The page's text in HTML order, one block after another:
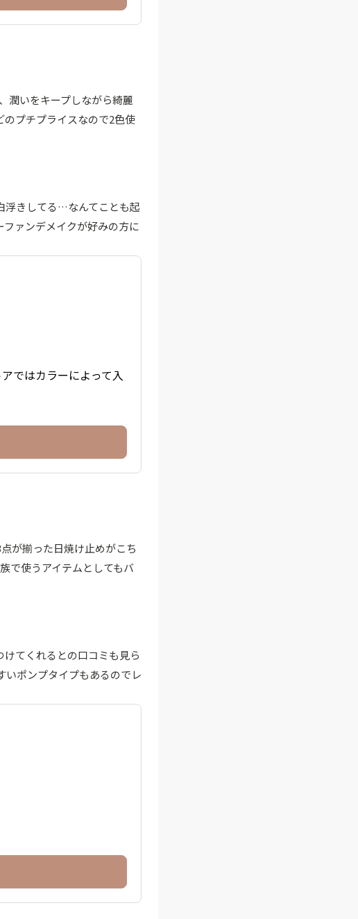
潤いをキープしながら綺麗
プチプライスなので2色使
浮きしてる…なんてことも起
ァンデメイクが好みの方に
ではカラーによって入
が揃った日焼け止めがこち
で使うアイテムとしてもバ
てくれるとの口コミも見ら
いポンプタイプもあるのでレ